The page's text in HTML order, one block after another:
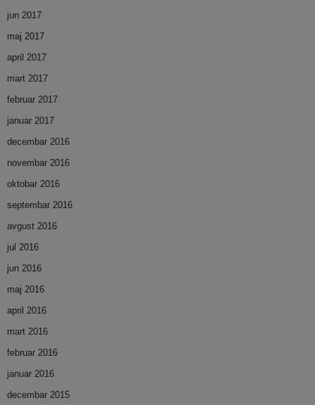
jun 2017
maj 2017
april 2017
mart 2017
februar 2017
januar 2017
decembar 2016
novembar 2016
oktobar 2016
septembar 2016
avgust 2016
jul 2016
jun 2016
maj 2016
april 2016
mart 2016
februar 2016
januar 2016
decembar 2015